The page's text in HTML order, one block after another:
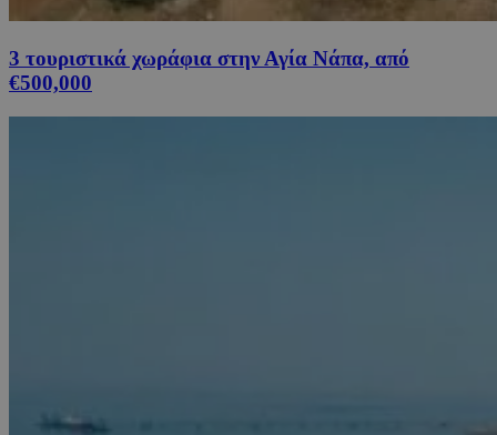
3 τουριστικά χωράφια στην Αγία Νάπα, από
€500,000